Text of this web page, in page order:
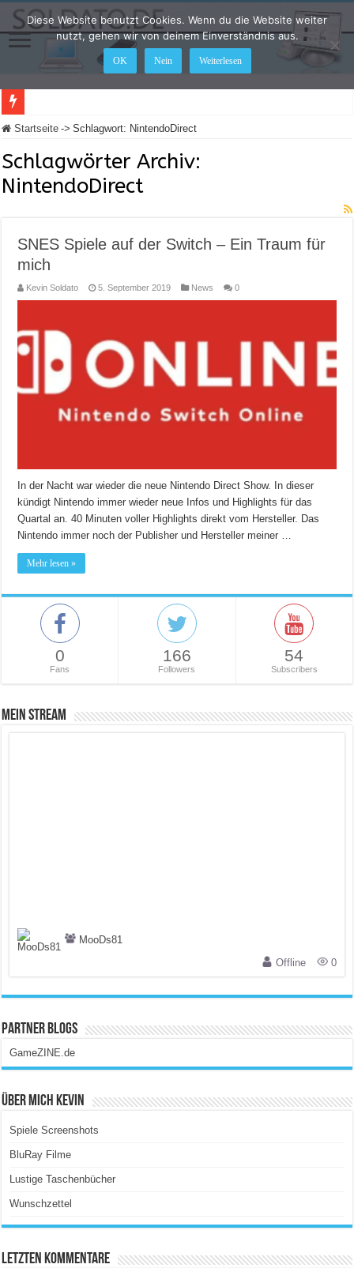
LEGO Star Wars: Die Skywalker Saga – Hier sind alle Cheat Codes für das Spiel
Startseite -> Schlagwort: NintendoDirect
Schlagwörter Archiv:
NintendoDirect
SNES Spiele auf der Switch – Ein Traum für
mich
Kevin Soldato 5. September 2019 News 0
In der Nacht war wieder die neue Nintendo Direct Show. In dieser
kündigt Nintendo immer wieder neue Infos und Highlights für das
Quartal an. 40 Minuten voller Highlights direkt vom Hersteller. Das
Nintendo immer noch der Publisher und Hersteller meiner …
Mehr lesen »
0
Fans
166
Followers
54
Subscribers
Mein Stream
MooDs81
Offline
0
Partner Blogs
GameZINE.de
Über Mich Kevin
Spiele Screenshots
BluRay Filme
Lustige Taschenbücher
Wunschzettel
Letzten Kommentare
Diese Website benutzt Cookies. Wenn du die Website weiter
nutzt, gehen wir von deinem Einverständnis aus.
OK Nein Weiterlesen